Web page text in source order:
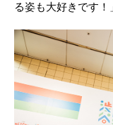
る姿も大好きです！